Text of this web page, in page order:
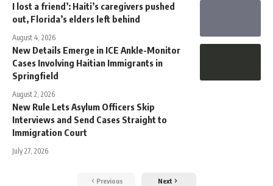
I lost a friend’: Haiti’s caregivers pushed
out, Florida’s elders left behind
August 4, 2026
New Details Emerge in ICE Ankle-Monitor
Cases Involving Haitian Immigrants in
Springfield
August 2, 2026
New Rule Lets Asylum Officers Skip
Interviews and Send Cases Straight to
Immigration Court
July 27, 2026
Previous Next